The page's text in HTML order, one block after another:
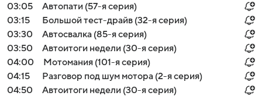
03:05
Автопати (57-я серия)
03:15
Большой тест-драйв (32-я серия)
03:30
Автосвалка (85-я серия)
03:50
Автоитоги недели (30-я серия)
04:00
Мотомания (101-я серия)
04:15
Разговор под шум мотора (2-я серия)
04:50
Автоитоги недели (30-я серия)